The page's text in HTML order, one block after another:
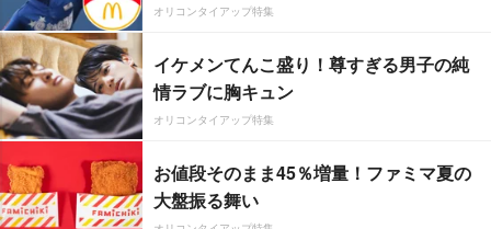
オリコンタイアップ特集
イケメンてんこ盛り！尊すぎる男子の純
情ラブに胸キュン
オリコンタイアップ特集
お値段そのまま45％増量！ファミマ夏の
大盤振る舞い